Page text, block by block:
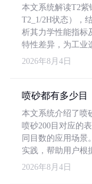
本文系统解读T2紫
T2_1/2H状态），
析其力学性能指标
特性差异，为工业
2026年8月4日
喷砂都有多少目
本文系统介绍了喷
喷砂200目对应的
同目数的应用场景
实践，帮助用户根
2026年8月4日